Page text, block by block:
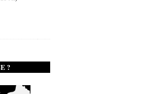
?